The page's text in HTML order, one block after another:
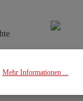
Mehr Informationen ...